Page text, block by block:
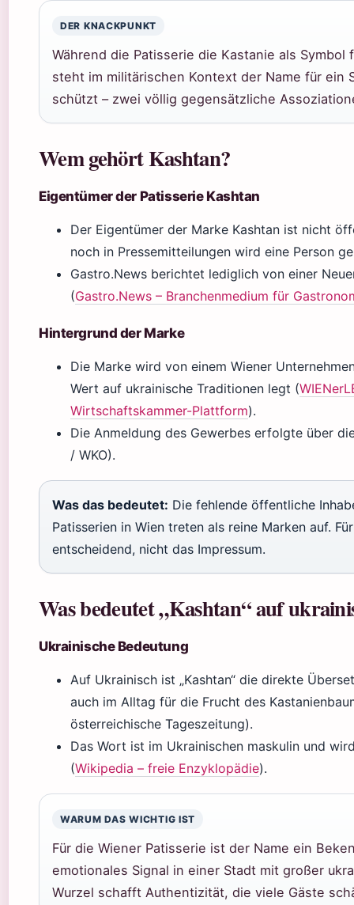
DER KNACKPUNKT
Während die Patisserie die Kastanie als
steht im militärischen Kontext der Name für ein
schützt – zwei völlig gegensätzliche
Wem gehört Kashtan?
Eigentümer der Patisserie Kashtan
Der Eigentümer der Marke Kashtan ist nicht
noch in Pressemitteilungen wird eine Person
Gastro.News berichtet lediglich von einer
(Gastro.News – Branchenmedium für
Hintergrund der Marke
Die Marke wird von einem Wiener
Wert auf ukrainische Traditionen legt (
Wirtschaftskammer-Plattform).
Die Anmeldung des Gewerbes erfolgte über
/ WKO).
Was das bedeutet: Die fehlende öffentliche
Patisserien in Wien treten als reine Marken auf.
entscheidend, nicht das Impressum.
Was bedeutet „Kashtan“ auf
Ukrainische Bedeutung
Auf Ukrainisch ist „Kashtan“ die direkte
auch im Alltag für die Frucht des
österreichische Tageszeitung).
Das Wort ist im Ukrainischen maskulin und
(Wikipedia – freie Enzyklopädie).
WARUM DAS WICHTIG IST
Für die Wiener Patisserie ist der Name ein
emotionales Signal in einer Stadt mit großer
Wurzel schafft Authentizität, die viele Gäste